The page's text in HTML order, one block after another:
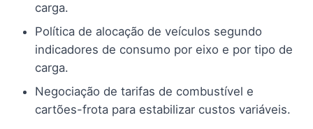
carga.
Política de alocação de veículos segundo
indicadores de consumo por eixo e por tipo de
carga.
Negociação de tarifas de combustível e
cartões-frota para estabilizar custos variáveis.